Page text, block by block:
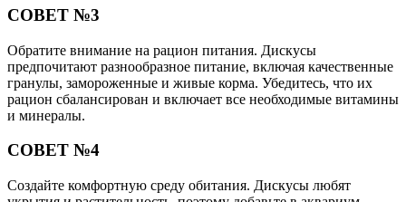
СОВЕТ №3
Обратите внимание на рацион питания. Дискусы
предпочитают разнообразное питание, включая качественные
гранулы, замороженные и живые корма. Убедитесь, что их
рацион сбалансирован и включает все необходимые витамины
и минералы.
СОВЕТ №4
Создайте комфортную среду обитания. Дискусы любят